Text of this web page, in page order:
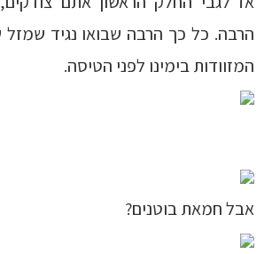
הרבה. כל כך הרבה שבואו נגיד
המזוודות בימינו לפני הטיסה.
אבל חמאת בוטנים?